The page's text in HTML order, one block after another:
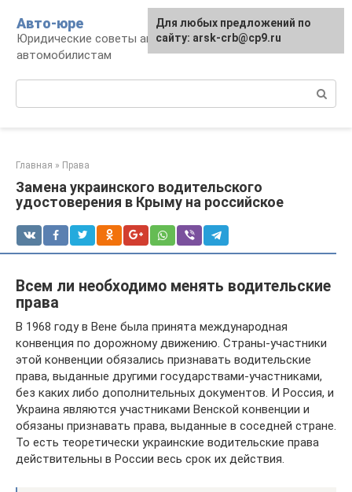
контенту
Авто-юре
Юридические советы автовладельцам и
автомобилистам
Главная » Права
Замена украинского водительского
удостоверения в Крыму на российское
Всем ли необходимо менять водительские
права
В 1968 году в Вене была принята международная
конвенция по дорожному движению. Страны-участники
этой конвенции обязались признавать водительские
права, выданные другими государствами-участниками,
без каких либо дополнительных документов. И Россия, и
Украина являются участниками Венской конвенции и
обязаны признавать права, выданные в соседней стране.
То есть теоретически украинские водительские права
действительны в России весь срок их действия.
Для любых предложений по
сайту: arsk-crb@cp9.ru